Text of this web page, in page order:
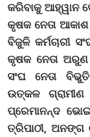
କରିବାକୁ ଆହ୍ୱାନ
କୃଷକ ନେତା
ବିଜୁଳି କର୍ମଚାରୀ
କୃଷକ ନେତା
ସଂଘ ନେତା
ଉତ୍କଳ
ପ୍ରେମାନନ୍ଦ
ତ୍ରିପାଠୀ, ଅନଙ୍ଗ